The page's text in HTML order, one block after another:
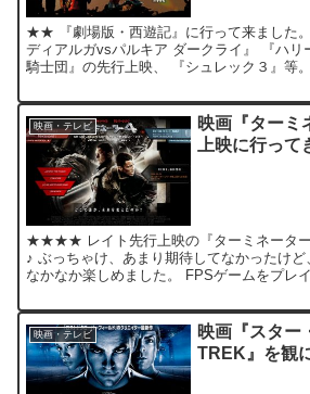
★★ 『劇場版・西遊記』に行って来ました
ディアルガvsパルキア ダークライ』 『ハリ
騎士団』の先行上映、 『シュレック３』等
映画・テレビ
映画『ターミ
上映に行って
★★★★ レイト先行上映の『ターミネーター
♪ ぶっちゃけ、あまり期待してなかったけど
なかなか楽しめました。 FPSゲームをプレ
映画・テレビ
映画『スター
TREK』を観